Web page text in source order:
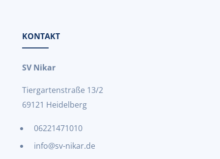
KONTAKT
SV Nikar
Tiergartenstraße 13/2
69121 Heidelberg
06221471010
info@sv-nikar.de